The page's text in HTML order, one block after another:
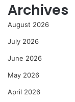
Archives
August 2026
July 2026
June 2026
May 2026
April 2026